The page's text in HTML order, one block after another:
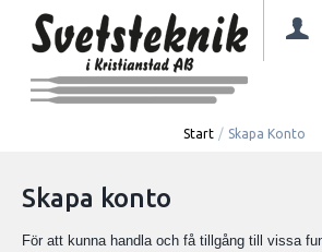
Start / Skapa Konto
Skapa konto
För att kunna handla och få tillgång till vissa